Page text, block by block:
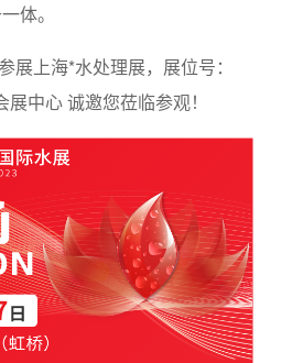
体。
展上海*水处理展，展位号：
中心 诚邀您莅临参观！